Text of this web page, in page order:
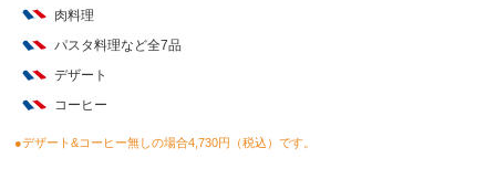
肉料理
パスタ料理など全7品
デザート
コーヒー
●デザート&コーヒー無しの場合4,730円（税込）です。